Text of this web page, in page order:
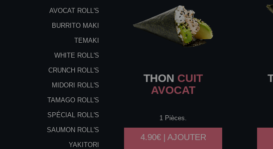
AVOCAT ROLL'S
BURRITO MAKI
TEMAKI
WHITE ROLL'S
CRUNCH ROLL'S
MIDORI ROLL'S
TAMAGO ROLL'S
SPÉCIAL ROLL'S
SAUMON ROLL'S
YAKITORI
THON CUIT
AVOCAT
1 Pièces.
4.90€ | AJOUTER